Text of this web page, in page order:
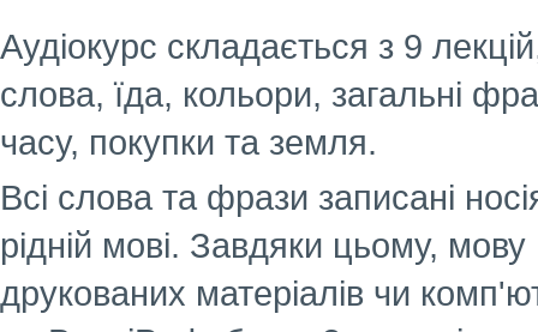
Аудіокурс складається з 9
слова, їда, кольори, загальні
часу, покупки та земля.
Всі слова та фрази записані
рідній мові. Завдяки цьому,
друкованих матеріалів чи